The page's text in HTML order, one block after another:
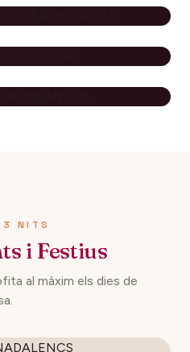
- KURIOS
CORO - TEATRE
3 NITS
i Festius
al màxim els dies de